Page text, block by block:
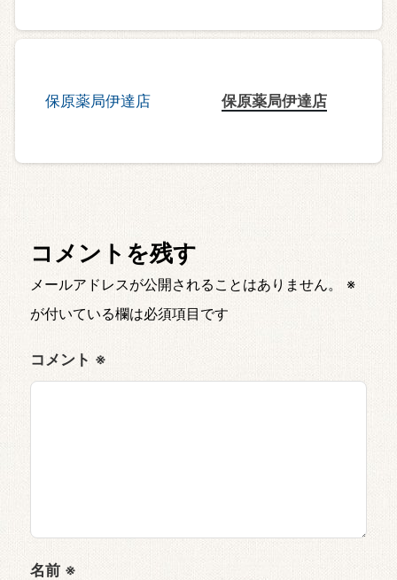
保原薬局伊達店
コメントを残す
メールアドレスが公開されることはありません。
※
が付いている欄は必須項目です
コメント ※
名前 ※